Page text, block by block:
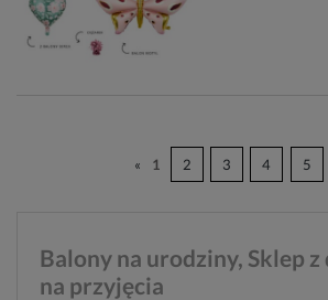
« 1 2 3 4 5
Balony na urodziny, Sklep
na przyjęcia